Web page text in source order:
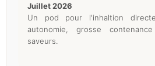
juillet 2026
Un pod pour l'inhaltion
autonomie, grosse
saveurs.